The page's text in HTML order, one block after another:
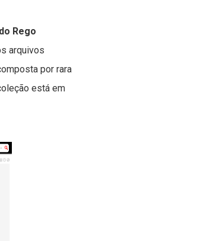
Rego
arquivos
por rara
está em